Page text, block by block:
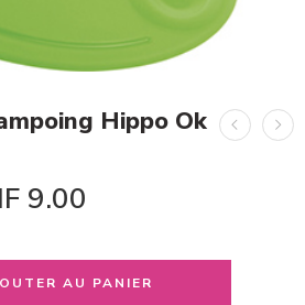
Hippo Ok
9.00
AU PANIER